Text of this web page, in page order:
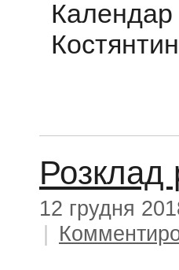
Розклад
12 грудня